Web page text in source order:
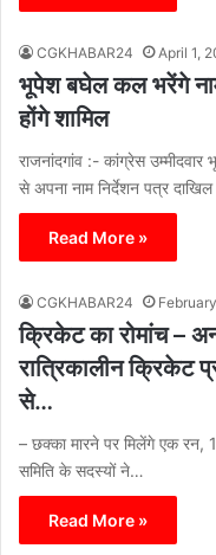
CGKHABAR24 April 1,
भूपेश बघेल कल भरेंगे
होंगे शामिल
राजनांदगांव :- कांग्रेस
से अपना नाम निर्देशन पत्र
Read More »
CGKHABAR24
क्रिकेट का रोमांच –
रात्रिकालीन क्रिकेट
से…
– छक्का मारने पर मिलेंगे एक
समिति के सदस्यों ने…
Read More »